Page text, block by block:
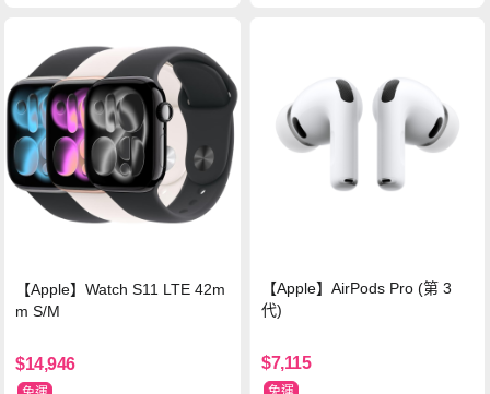
【Apple】Watch S11 LTE 42m
m S/M
$14,946
【Apple】AirPods Pro (第 3
代)
$7,115